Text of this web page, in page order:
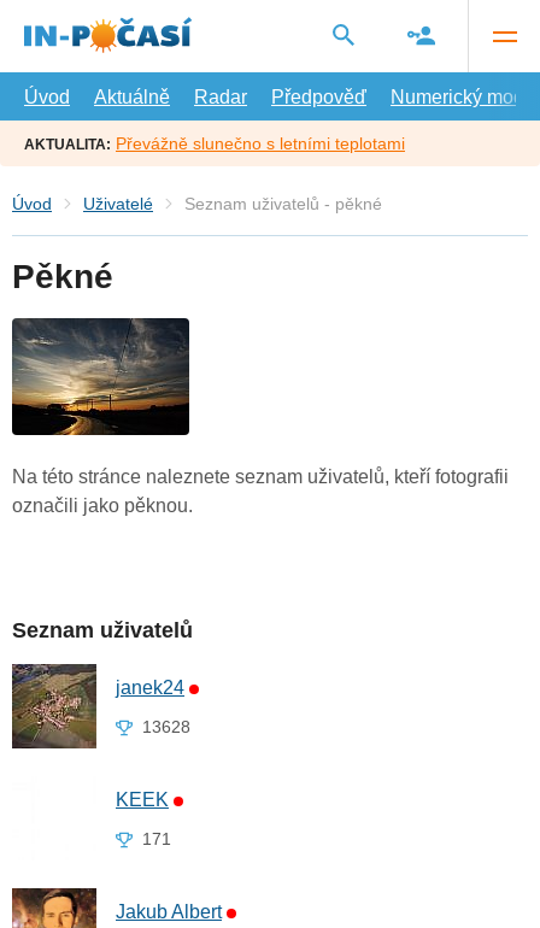
hlavní
Úvod
Aktuálně Radar Předpověď Numerický model
AKTUALITA: Převážně slunečno s letními teplotami
Úvod Uživatelé Seznam uživatelů - pěkné
Pěkné
Na této stránce naleznete seznam uživatelů, kteří fotografii
označili jako pěknou.
Seznam uživatelů
janek24
13628
KEEK
171
Jakub Albert